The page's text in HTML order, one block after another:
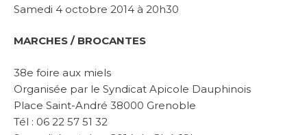
Samedi 4 octobre 2014 à 20h30
MARCHES / BROCANTES
38e foire aux miels
Organisée par le Syndicat Apicole Dauphinois
Place Saint-André 38000 Grenoble
Tél : 06 22 57 51 32